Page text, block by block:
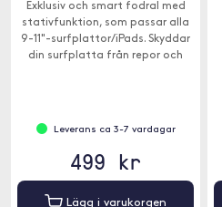
Exklusiv och smart fodral med
stativfunktion, som passar alla
9-11"-surfplattor/iPads. Skyddar
din surfplatta från repor och
Leverans ca 3-7 vardagar
499 kr
Lägg i varukorgen